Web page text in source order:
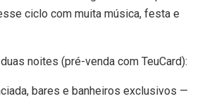
ciclo com muita música, festa e
noites (pré-venda com TeuCard):
bares e banheiros exclusivos —